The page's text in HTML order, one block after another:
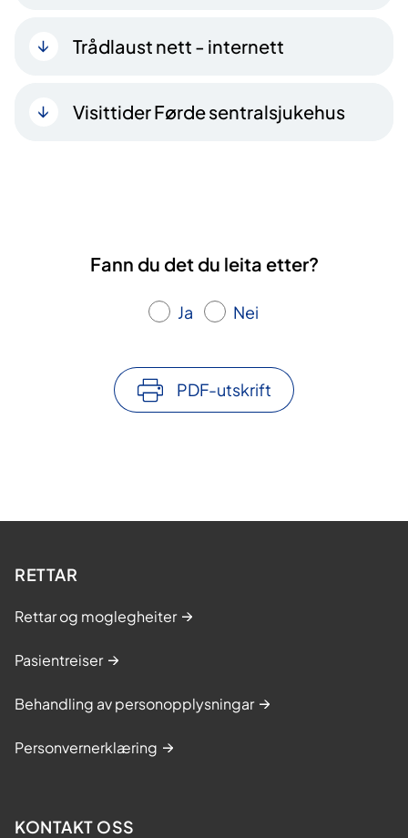
Trådlaust nett - internett
Visittider Førde sentralsjukehus
Fann du det du leita etter?
Ja Nei
PDF-utskrift
RETTAR
Rettar og moglegheiter
Pasientreiser
Behandling av personopplysningar
Personvernerklæring
KONTAKT OSS